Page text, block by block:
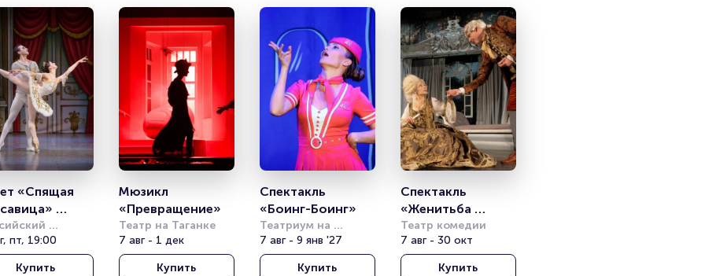
«Спящая
театр
пт, 19:00
Купить
Мюзикл
«Превращение»
Театр на Таганке
7 авг - 1 дек
Купить
Спектакль
«Боинг-Боинг»
Театриум на
Серпуховке
7 авг - 9 янв '27
Купить
Спектакль
«Женитьба
Фигаро»
Театр комедии
7 авг - 30 окт
Купить